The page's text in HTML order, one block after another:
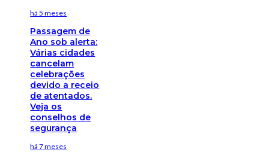
há 5 meses
Passagem de
Ano sob alerta:
Várias cidades
cancelam
celebrações
devido a receio
de atentados.
Veja os
conselhos de
segurança
há 7 meses